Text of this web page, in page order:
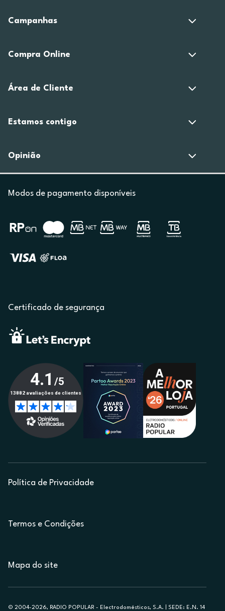
Campanhas
Compra Online
Área de Cliente
Estamos contigo
Opinião
Modos de pagamento disponíveis
Certificado de segurança
Política de Privacidade
Termos e Condições
Mapa do site
© 2004-2026, RADIO POPULAR - Electrodomésticos, S.A. | SEDE: E.N. 14